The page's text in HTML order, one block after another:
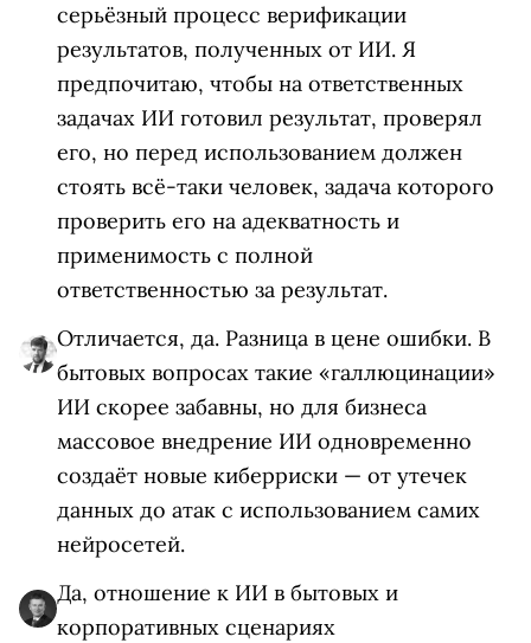
серьёзный процесс верификации
результатов, полученных от ИИ. Я
предпочитаю, чтобы на ответственных
задачах ИИ готовил результат, проверял
его, но перед использованием должен
стоять всё-таки человек, задача которого
проверить его на адекватность и
применимость с полной
ответственностью за результат.
Отличается, да. Разница в цене ошибки. В
бытовых вопросах такие «галлюцинации»
ИИ скорее забавны, но для бизнеса
массовое внедрение ИИ одновременно
создаёт новые киберриски — от утечек
данных до атак с использованием самих
нейросетей.
Да, отношение к ИИ в бытовых и
корпоративных сценариях